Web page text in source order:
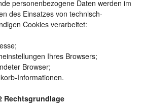
personenbezogene Daten werden im
des Einsatzes von technisch-
Cookies verarbeitet:
Ihres Browsers;
Browser;
Informationen.
Rechtsgrundlage